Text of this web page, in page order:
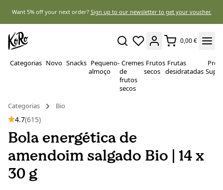
Want 5% off your next order? Sign up to our newsletter to get your voucher.
0,00 €
Categorias Novo Snacks Pequeno-
almoço
Cremes
de
frutos
secos
Frutos
secos
Frutas
desidratadas
Categorias Bio
4.7(615)
Bola energética de
amendoim salgado Bio | 14 x
30 g